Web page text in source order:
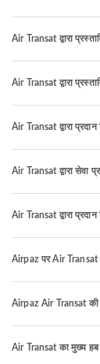
Air Transat द्वारा
Air Transat द्वारा
Air Transat द्वारा
Air Transat द्वारा सेवा
Air Transat द्वारा
Airpaz पर Air
Airpaz Air Transat की
Air Transat का मुख्य हब